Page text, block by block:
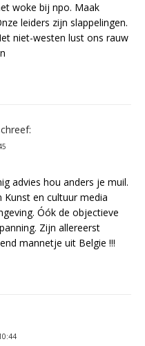
woke bij npo. Maak
leiders zijn slappelingen.
niet-westen lust ons rauw
advies hou anders je muil.
Kunst en cultuur media
Óók de objectieve
Zijn allereerst
mannetje uit Belgie !!!